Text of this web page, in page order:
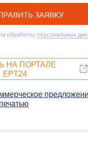
обработку персональных
НА ПОРТАЛЕ
EPT24